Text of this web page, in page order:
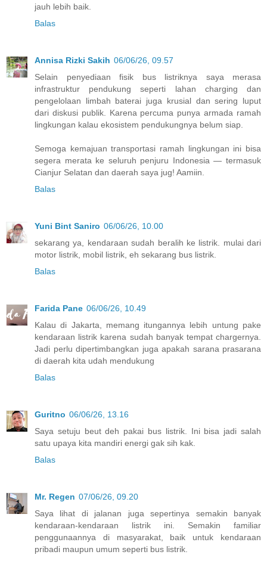
jauh lebih baik.
Balas
Annisa Rizki Sakih 06/06/26, 09.57
Selain penyediaan fisik bus listriknya saya merasa
infrastruktur pendukung seperti lahan charging dan
pengelolaan limbah baterai juga krusial dan sering luput
dari diskusi publik. Karena percuma punya armada ramah
lingkungan kalau ekosistem pendukungnya belum siap.
Semoga kemajuan transportasi ramah lingkungan ini bisa
segera merata ke seluruh penjuru Indonesia — termasuk
Cianjur Selatan dan daerah saya jug! Aamiin.
Balas
Yuni Bint Saniro 06/06/26, 10.00
sekarang ya, kendaraan sudah beralih ke listrik. mulai dari
motor listrik, mobil listrik, eh sekarang bus listrik.
Balas
Farida Pane 06/06/26, 10.49
Kalau di Jakarta, memang itungannya lebih untung pake
kendaraan listrik karena sudah banyak tempat chargernya.
Jadi perlu dipertimbangkan juga apakah sarana prasarana
di daerah kita udah mendukung
Balas
Guritno 06/06/26, 13.16
Saya setuju beut deh pakai bus listrik. Ini bisa jadi salah
satu upaya kita mandiri energi gak sih kak.
Balas
Mr. Regen 07/06/26, 09.20
Saya lihat di jalanan juga sepertinya semakin banyak
kendaraan-kendaraan listrik ini. Semakin familiar
penggunaannya di masyarakat, baik untuk kendaraan
pribadi maupun umum seperti bus listrik.